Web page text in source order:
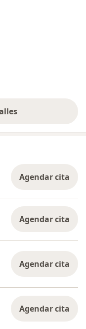
experiencia
Agendar cita
Agendar cita
Agendar cita
Agendar cita